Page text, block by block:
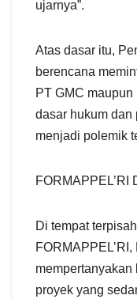
ujarnya”.
Atas dasar itu,
berencana
PT GMC
dasar hukum dan
menjadi polemik
FORMAPPEL’RI
Di tempat
proyek yang